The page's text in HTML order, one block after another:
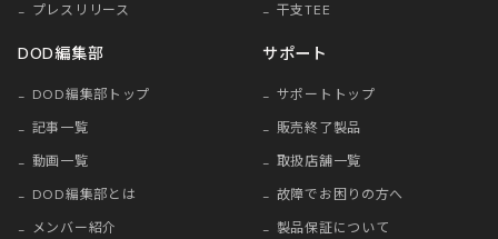
プレスリリース
干支TEE
DOD編集部
DOD編集部トップ
記事一覧
動画一覧
DOD編集部とは
メンバー紹介
サポート
サポートトップ
販売終了製品
取扱店舗一覧
故障でお困りの方へ
製品保証について